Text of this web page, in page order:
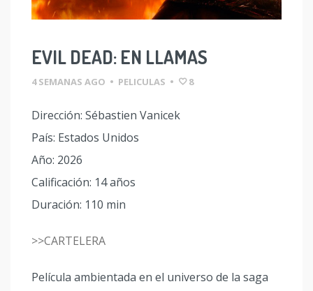
EVIL DEAD: EN LLAMAS
4 SEMANAS AGO • PELICULAS • 8
Dirección: Sébastien Vanicek
País: Estados Unidos
Año: 2026
Calificación: 14 años
Duración: 110 min
>>CARTELERA
Película ambientada en el universo de la saga